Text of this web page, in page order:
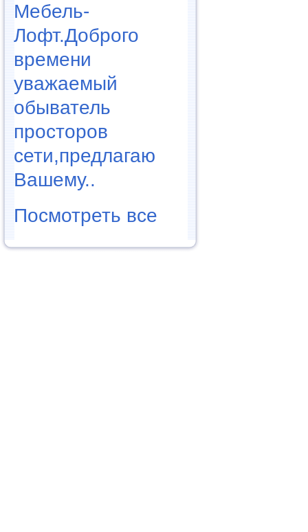
Мебель-
Лофт.Доброго
времени
уважаемый
обыватель
просторов
сети,предлагаю
Вашему..
Посмотреть все